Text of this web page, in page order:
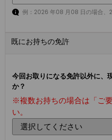
例：2026 年08 月08 日の場合
既にお持ちの免許
今回お取りになる免許以外に、
か？
※複数お持ちの場合は「ご
い。